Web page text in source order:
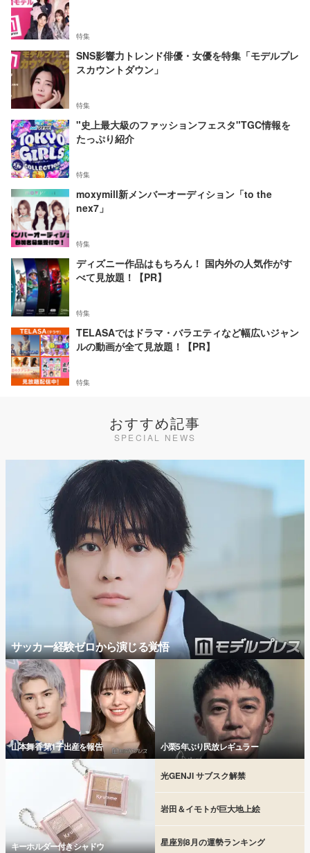
特集
SNS影響力トレンド俳優・女優を特集「モデルプレ
スカウントダウン」
特集
"史上最大級のファッションフェスタ"TGC情報を
たっぷり紹介
特集
moxymill新メンバーオーディション「to the
nex7」
特集
ディズニー作品はもちろん！ 国内外の人気作がす
べて見放題！【PR】
特集
TELASAではドラマ・バラエティなど幅広いジャン
ルの動画が全て見放題！【PR】
特集
おすすめ記事
SPECIAL NEWS
サッカー経験ゼロから演じる覚悟
山本舞香 第1子出産を報告 小栗5年ぶり民放レギュラー
キーホルダー付きシャドウ
光GENJI サブスク解禁
岩田＆イモトが巨大地上絵
星座別8月の運勢ランキング